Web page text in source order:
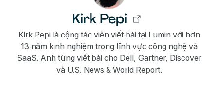
Kirk Pepi
Kirk Pepi là cộng tác viên viết bài tại Lumin với hơn
13 năm kinh nghiệm trong lĩnh vực công nghệ và
SaaS. Anh từng viết bài cho Dell, Gartner, Discover
và U.S. News & World Report.